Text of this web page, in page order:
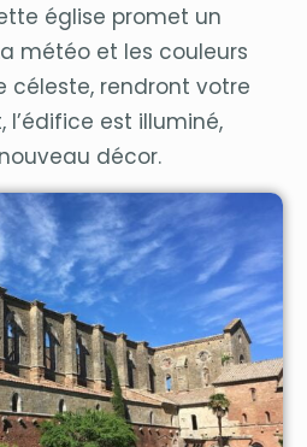
église promet un
météo et les couleurs
céleste, rendront votre
l’édifice est illuminé,
décor.